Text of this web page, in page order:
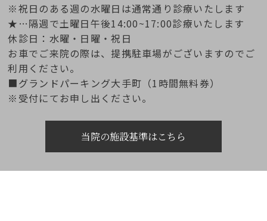
※祝日のある週の水曜日は通常通り診療いたします
★…隔週で土曜日午後14:00~17:00診療いたします
休診日：水曜・日曜・祝日
お車でご来院の際は、提携駐車場がございますのでご
利用ください。
■グランドパーキング大手町（1時間無料券）
※受付にてお申し出ください。
当院の施設基準はこちら